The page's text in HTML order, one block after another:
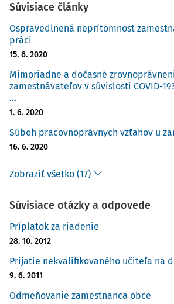
Súvisiace články
Ospravedlnená neprítomnosť
práci
15. 6. 2020
Mimoriadne a dočasné
zamestnávateľov v súvislosti COVID-
...
1. 6. 2020
Súbeh pracovnoprávnych vzťahov u
16. 6. 2020
Zobraziť všetko (17)
Súvisiace otázky a odpovede
Príplatok za riadenie
28. 10. 2012
Prijatie nekvalifikovaného učiteľa na
9. 6. 2011
Odmeňovanie zamestnanca obce